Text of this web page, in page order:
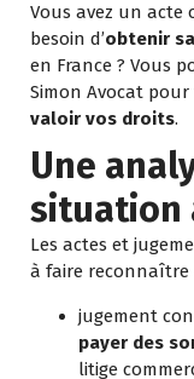
Vous avez un acte
besoin d’obtenir
en France ? Vous
Simon Avocat
valoir vos droits.
Une
situation
Les actes et
à faire reconnaître
jugement
payer des
litige